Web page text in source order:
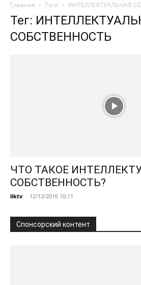
Главная Теги ИНТЕЛЛЕКТУАЛЬНАЯ
Тег:
СОБСТВЕННОСТЬ
ЧТО ТАКОЕ
СОБСТВЕННОСТЬ?
liktv - 12/12/2016 10:11
Спонсорский контент